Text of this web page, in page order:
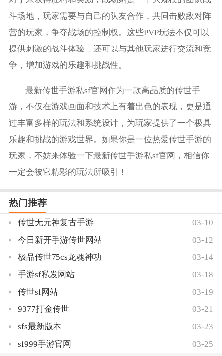
斗场地，玩家需要与自己的队友合作，共同击败敌对阵
营的玩家，争夺战场的控制权。这些PVP玩法不仅可以
提供刺激的战斗体验，还可以与其他玩家进行交流和竞
争，增加游戏的乐趣和挑战性。
最新传世手游私sf官网作为一款高品质的传世手
游，不仅在游戏画面和技术上有着出色的表现，更是通
过丰富多样的玩法和系统设计，为玩家提供了一个极具
乐趣和挑战的游戏世界。如果你是一位热爱传世手游的
玩家，不妨来体验一下最新传世手游私sf官网，相信你
一定会被它精彩的玩法所吸引！
热门推荐
传世无元神复古手游
03-10
今日新开手游传世网站
03-12
极品传世75cs龙魂神功
03-14
手游sf私发网站
03-18
传世sf网站
03-19
9377打金传世
03-21
sfs最新版本
03-23
sf999手游官网
03-25